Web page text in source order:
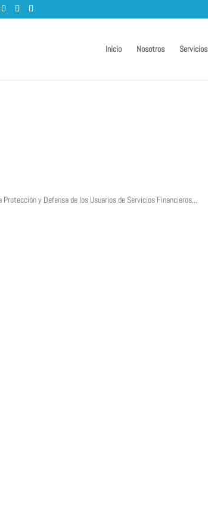
Inicio Nosotros Servicios
y Defensa de los Usuarios de Servicios Financieros...